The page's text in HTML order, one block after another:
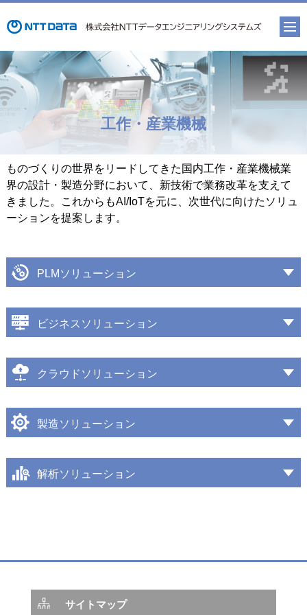
工作・産業機械
ものづくりの世界をリードしてきた国内工作・産業機械業
界の設計・製造分野において、新技術で業務改革を支えて
きました。これからもAI/IoTを元に、次世代に向けたソリュ
ーションを提案します。
PLMソリューション
ビジネスソリューション
クラウドソリューション
製造ソリューション
解析ソリューション
サイトマップ